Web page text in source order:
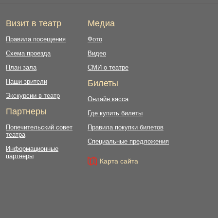
Визит в театр
Правила посещения
Схема проезда
План зала
Наши зрители
Экскурсии в театр
Партнеры
Попечительский совет
театра
Информационные
партнеры
Медиа
Фото
Видео
СМИ о театре
Билеты
Онлайн касса
Где купить билеты
Правила покупки билетов
Специальные предложения
Карта сайта